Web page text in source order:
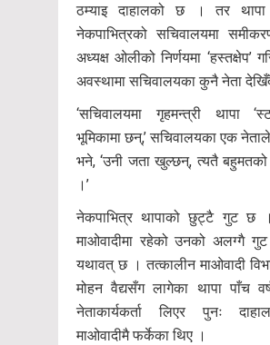
ठम्याइ दाहालको छ । तर थापा
नेकपाभित्रको सचिवालयमा
अध्यक्ष ओलीको निर्णयमा ‘हस्तक्षेप’
अवस्थामा सचिवालयका कुनै नेता
‘सचिवालयमा गृहमन्त्री थापा
भूमिकामा छन्,’ सचिवालयका एक
भने, ‘उनी जता खुल्छन्, त्यतै बहुमतको
।’
नेकपाभित्र थापाको छुट्टै गुट छ
माओवादीमा रहेको उनको अलग्गै
यथावत् छ । तत्कालीन माओवादी
मोहन वैद्यसँग लागेका थापा पाँच
नेताकार्यकर्ता लिएर पुनः
माओवादीमै फर्केका थिए ।